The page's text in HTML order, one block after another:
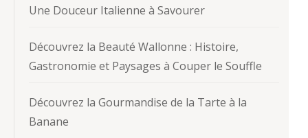
Une Douceur Italienne à Savourer
Découvrez la Beauté Wallonne : Histoire,
Gastronomie et Paysages à Couper le Souffle
Découvrez la Gourmandise de la Tarte à la
Banane